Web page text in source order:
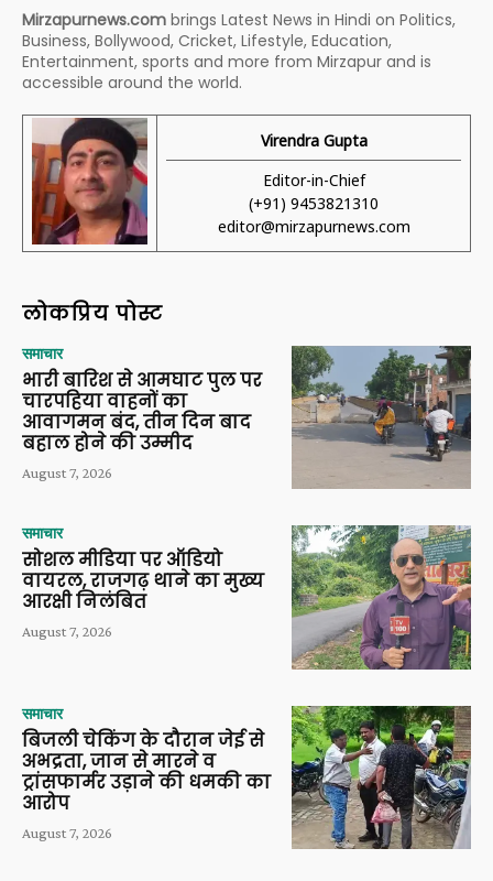
Mirzapurnews.com brings Latest News in Hindi on Politics,
Business, Bollywood, Cricket, Lifestyle, Education,
Entertainment, sports and more from Mirzapur and is
accessible around the world.
Virendra Gupta
Editor-in-Chief
(+91) 9453821310
editor@mirzapurnews.com
लोकप्रिय पोस्ट
समाचार
भारी बारिश से आमघाट पुल पर
चारपहिया वाहनों का
आवागमन बंद, तीन दिन बाद
बहाल होने की उम्मीद
August 7, 2026
समाचार
सोशल मीडिया पर ऑडियो
वायरल, राजगढ़ थाने का मुख्य
आरक्षी निलंबित
August 7, 2026
समाचार
बिजली चेकिंग के दौरान जेई से
अभद्रता, जान से मारने व
ट्रांसफार्मर उड़ाने की धमकी का
आरोप
August 7, 2026